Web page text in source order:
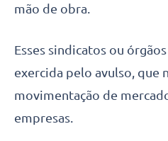
mão de obra.
Esses sindicatos ou
exercida pelo avulso, que
movimentação de
empresas.